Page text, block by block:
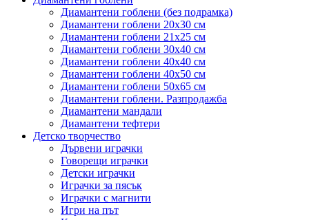
Диамантени гоблени (без подрамка)
Диамантени гоблени 20x30 см
Диамантени гоблени 21x25 см
Диамантени гоблени 30x40 см
Диамантени гоблени 40x40 см
Диамантени гоблени 40x50 см
Диамантени гоблени 50x65 см
Диамантени гоблени. Разпродажба
Диамантени мандали
Диамантени тефтери
Детско творчество
Дървени играчки
Говорещи играчки
Детски играчки
Играчки за пясък
Играчки с магнити
Игри на път